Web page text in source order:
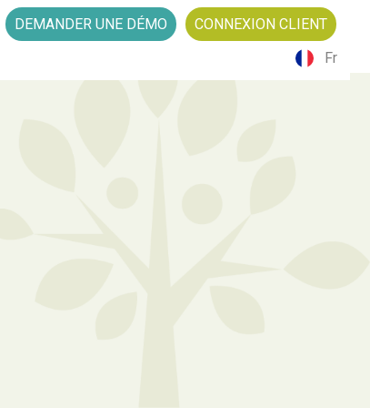
DEMANDER UNE DÉMO
CONNEXION CLIENT
Fr